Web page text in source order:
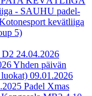
- SAUHU padel-
kevätliiga
5)
D2 24.04.2026
Yhden päivän
09.01.2026
Padel Xmas